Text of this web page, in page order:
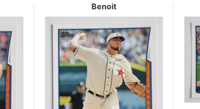
Benoit